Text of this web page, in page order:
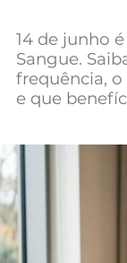
14 de junho
Sangue.
frequência,
e que